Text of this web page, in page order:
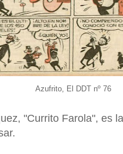
Azufrito, El DDT nº 76
"Currito Farola", es